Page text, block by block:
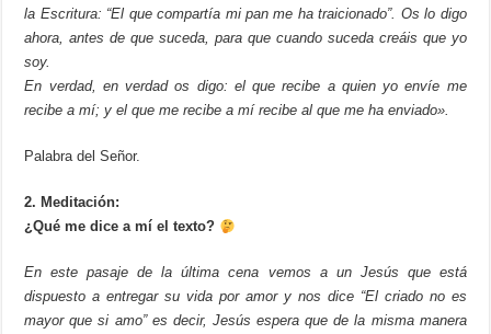
la Escritura: “El que compartía mi pan me ha traicionado”. Os lo digo
ahora, antes de que suceda, para que cuando suceda creáis que yo
soy.
En verdad, en verdad os digo: el que recibe a quien yo envíe me
recibe a mí; y el que me recibe a mí recibe al que me ha enviado».
Palabra del Señor.
2. Meditación:
¿Qué me dice a mí el texto?
En este pasaje de la última cena vemos a un Jesús que está
dispuesto a entregar su vida por amor y nos dice “El criado no es
mayor que si amo” es decir, Jesús espera que de la misma manera